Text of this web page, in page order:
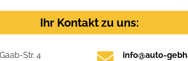
Ihr Kontakt zu uns:
Str. 4
info@auto-